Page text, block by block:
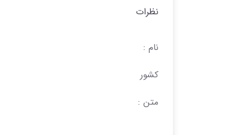
نظرات
نام :
کشور
متن :